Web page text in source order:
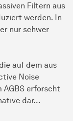
Filtern aus
werden. In
nur schwer
auf dem aus
Noise
AGBS erforscht
dar...